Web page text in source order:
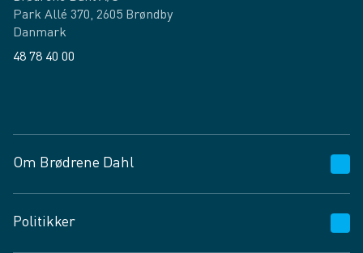
Park Allé 370, 2605 Brøndby
Danmark
48 78 40 00
Om Brødrene Dahl
Vagttelefon 30 10 89 89
Politikker